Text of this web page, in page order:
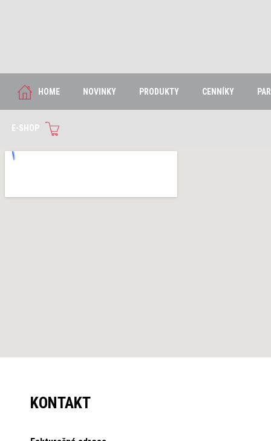
HOME NOVINKY PRODUKTY CENNÍKY
E-SHOP
KONTAKT
entering
here: